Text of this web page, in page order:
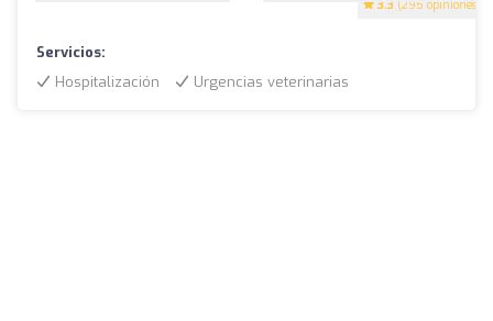
3.3 (295 opiniones)
Servicios:
Hospitalización
Urgencias veterinarias